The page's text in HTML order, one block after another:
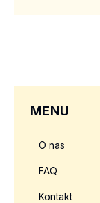
MENU
O nas
FAQ
Kontakt